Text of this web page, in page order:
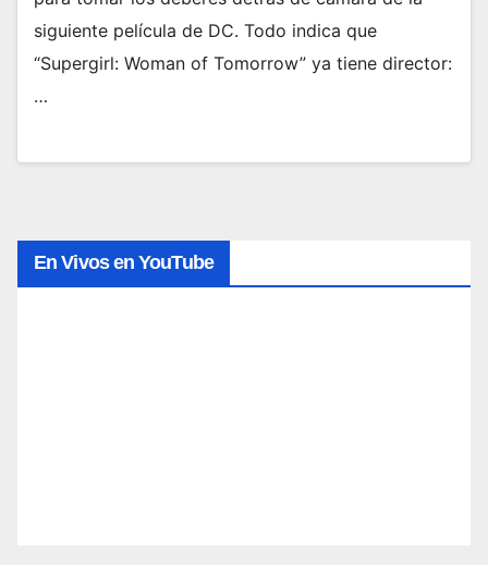
siguiente película de DC. Todo indica que
“Supergirl: Woman of Tomorrow” ya tiene director:
…
En Vivos en YouTube